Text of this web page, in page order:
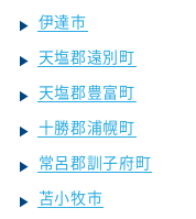
伊達市
天塩郡遠別町
天塩郡豊富町
十勝郡浦幌町
常呂郡訓子府町
苫小牧市